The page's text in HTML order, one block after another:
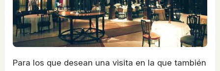
Para los que desean una visita en la que también